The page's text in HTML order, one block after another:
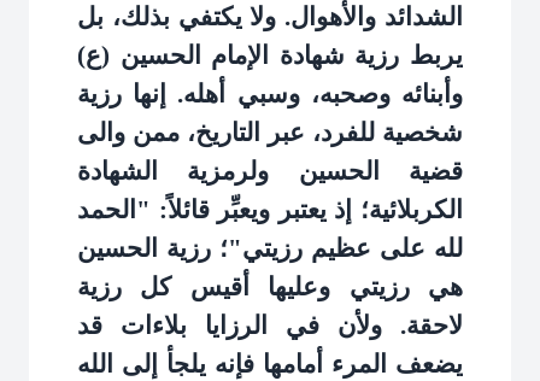
الشدائد والأهوال. ولا يكتفي بذلك، بل
يربط رزية شهادة الإمام الحسين (ع)
وأبنائه وصحبه، وسبي أهله. إنها رزية
شخصية للفرد، عبر التاريخ، ممن والى
قضية الحسين ولرمزية الشهادة
الكربلائية؛ إذ يعتبر ويعبِّر قائلاً: "الحمد
لله على عظيم رزيتي"؛ رزية الحسين
هي رزيتي وعليها أقيس كل رزية
لاحقة. ولأن في الرزايا بلاءات قد
يضعف المرء أمامها فإنه يلجأ إلى الله